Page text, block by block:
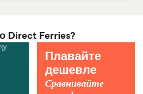
Direct Ferries?
Плавайте
дешевле
Сравнивайте